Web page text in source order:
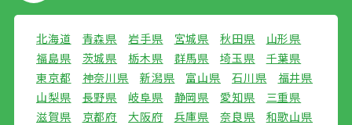
北海道 青森県 岩手県 宮城県 秋田県
山形県
福島県
茨城県 栃木県 群馬県 埼玉県
千葉県
東京都
神奈川県 新潟県 富山県 石川県
福井県
山梨県
長野県 岐阜県 静岡県 愛知県
三重県
滋賀県
京都府 大阪府 兵庫県 奈良県
和歌山県